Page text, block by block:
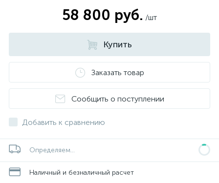
58 800 руб. /шт
Купить
Заказать товар
Сообщить о поступлении
Добавить к сравнению
Определяем...
Наличный и безналичный расчет